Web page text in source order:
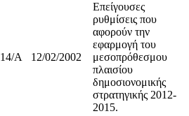
14/Α 12/02/2002
Επείγουσες
ρυθμίσεις που
αφορούν την
εφαρμογή του
μεσοπρόθεσμου
πλαισίου
δημοσιονομικής
στρατηγικής 2012-
2015.